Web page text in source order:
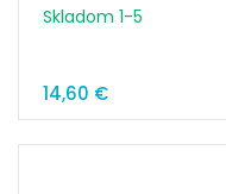
Skladom 1-5
14,60 €